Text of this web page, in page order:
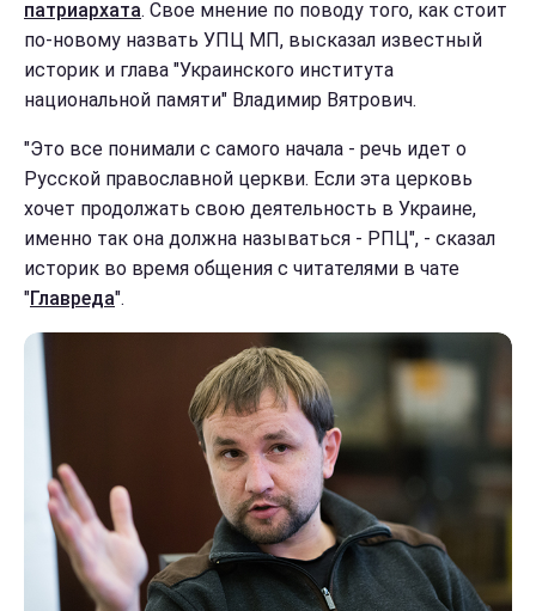
патриархата. Свое мнение по поводу того, как стоит
по-новому назвать УПЦ МП, высказал известный
историк и глава "Украинского института
национальной памяти" Владимир Вятрович.
"Это все понимали с самого начала - речь идет о
Русской православной церкви. Если эта церковь
хочет продолжать свою деятельность в Украине,
именно так она должна называться - РПЦ", - сказал
историк во время общения с читателями в чате
"Главреда".